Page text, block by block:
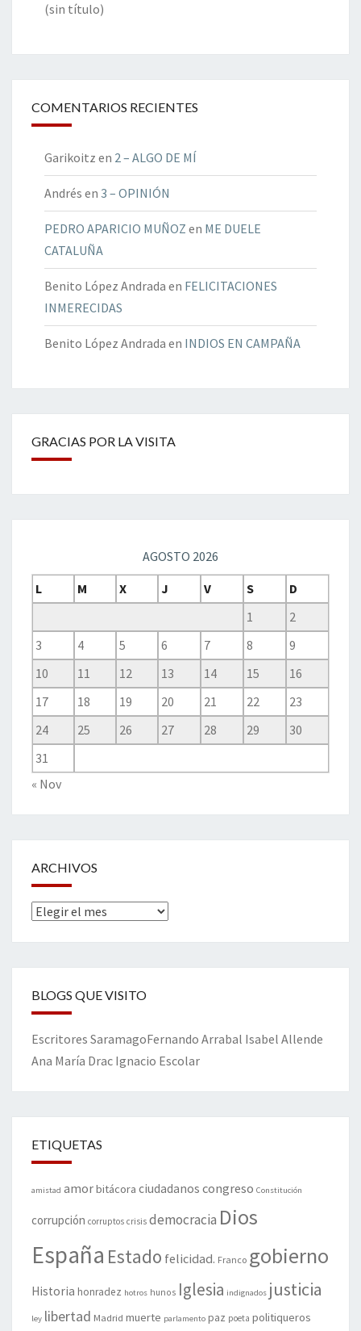
(sin título)
COMENTARIOS RECIENTES
Garikoitz en 2 – ALGO DE MÍ
Andrés en 3 – OPINIÓN
PEDRO APARICIO MUÑOZ en ME DUELE
CATALUÑA
Benito López Andrada en FELICITACIONES
INMERECIDAS
Benito López Andrada en INDIOS EN CAMPAÑA
GRACIAS POR LA VISITA
AGOSTO 2026
L
M X J V S
D
1
2
3
4 5 6 7 8
9
10
11 12 13 14 15
16
17
18 19 20 21 22
23
24
25 26 27 28 29
30
31
« Nov
ARCHIVOS
Archivos
BLOGS QUE VISITO
Escritores SaramagoFernando Arrabal Isabel Allende
Ana María Drac Ignacio Escolar
ETIQUETAS
amistad amorbitácora ciudadanos congreso Constitución
corrupción corruptos crisis democracia Dios
España Estado felicidad. Franco gobierno
Historia honradez hotros hunos Iglesia indignados justicia
ley libertad Madrid muerte parlamento paz poeta politiqueros